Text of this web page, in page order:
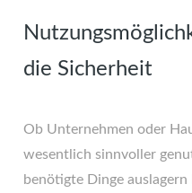
die Sicherheit
Ob Unternehmen oder
wesentlich sinnvoller
benötigte Dinge